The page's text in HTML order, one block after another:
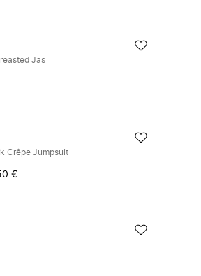
Jas
Crêpe Jumpsuit
€